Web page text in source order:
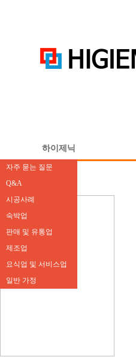
하이제닉
하이제닉 소개
하이제닉 연혁
하이제닉 Zone
하이제닉 실적
하이제닉 기술력
학교 및 보육시설
병원 및 의료기관
빌딩 및 공공기관
숙박업
판매 및 유통업
제조업
요식업 및 서비스업
일반 가정
유지·관리
에어컨세척
에어컨 이전·설치
공지사항
견적문의
시공사례
자주 묻는 질문
Q&A